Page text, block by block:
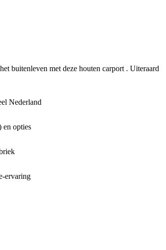
buitenleven met deze houten carport . Uiteraard
Nederland
en opties
ervaring